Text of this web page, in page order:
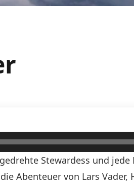
Stewardess und jede
Abenteuer von Lars